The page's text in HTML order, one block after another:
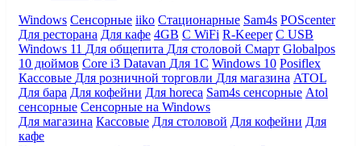
Windows Сенсорные iiko Стационарные Sam4s POScenter
Для ресторана Для кафе 4GB С WiFi R-Keeper С USB
Windows 11 Для общепита Для столовой Смарт Globalpos
10 дюймов Core i3 Datavan Для 1С Windows 10 Posiflex
Кассовые Для розничной торговли Для магазина ATOL
Для бара Для кофейни Для horeca Sam4s сенсорные Atol
сенсорные Сенсорные на Windows
Для магазина Кассовые Для столовой Для кофейни Для
кафе